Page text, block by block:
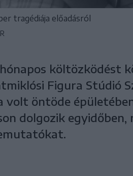
tragédiája előadásról
költözködést
Figura Stúdió
volt öntöde
dolgozik